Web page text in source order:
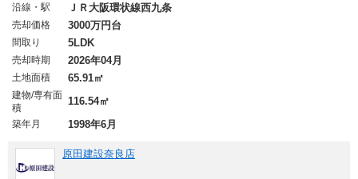
沿線・駅 ＪＲ大阪環状線西九条
売却価格 3000万円台
間取り 5LDK
売却時期 2026年04月
土地面積 65.91㎡
建物/専有面
積
116.54㎡
築年月 1998年6月
原田建設奈良店